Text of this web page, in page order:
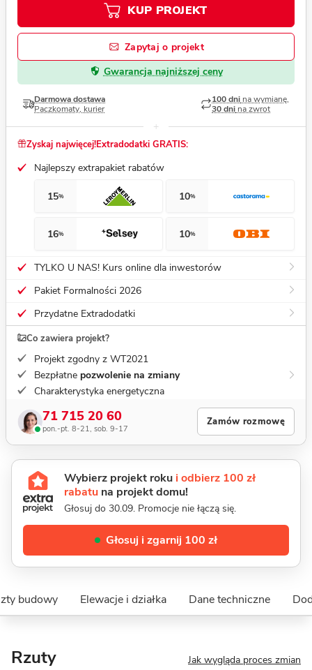
KUP PROJEKT
Zapytaj o projekt
Gwarancja najniższej ceny
Darmowa dostawa
Paczkomaty, kurier
100 dni na wymianę,
30 dni na zwrot
Zyskaj najwięcej!Extradodatki GRATIS:
Najlepszy extrapakiet rabatów
15% 10%
16% 10%
TYLKO U NAS! Kurs online dla inwestorów
Pakiet Formalności 2026
Przydatne Extradodatki
Co zawiera projekt?
Projekt zgodny z WT2021
Bezpłatne pozwolenie na zmiany
Charakterystyka energetyczna
71 715 20 60
pon.-pt. 8-21, sob. 9-17
Zamów rozmowę
Wybierz projekt roku i odbierz 100 zł
rabatu na projekt domu!
Głosuj do 30.09. Promocje nie łączą się.
Głosuj i zgarnij 100 zł
budowy Elewacje i działka Dane techniczne
Rzuty Jak wygląda proces zmian